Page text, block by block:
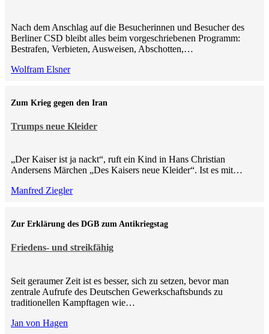
Nach dem Anschlag auf die Besucherinnen und Besucher des
Berliner CSD bleibt alles beim vorgeschriebenen Programm:
Bestrafen, Verbieten, Ausweisen, Abschotten,…
Wolfram Elsner
Trumps neue Kleider
Zum Krieg gegen den Iran
„Der Kaiser ist ja nackt“, ruft ein Kind in Hans Christian
Andersens Märchen „Des Kaisers neue Kleider“. Ist es mit…
Manfred Ziegler
Friedens- und streikfähig
Zur Erklärung des DGB zum Antikriegstag
Seit geraumer Zeit ist es besser, sich zu setzen, bevor man
zentrale Aufrufe des Deutschen Gewerkschaftsbunds zu
traditionellen Kampftagen wie…
Jan von Hagen